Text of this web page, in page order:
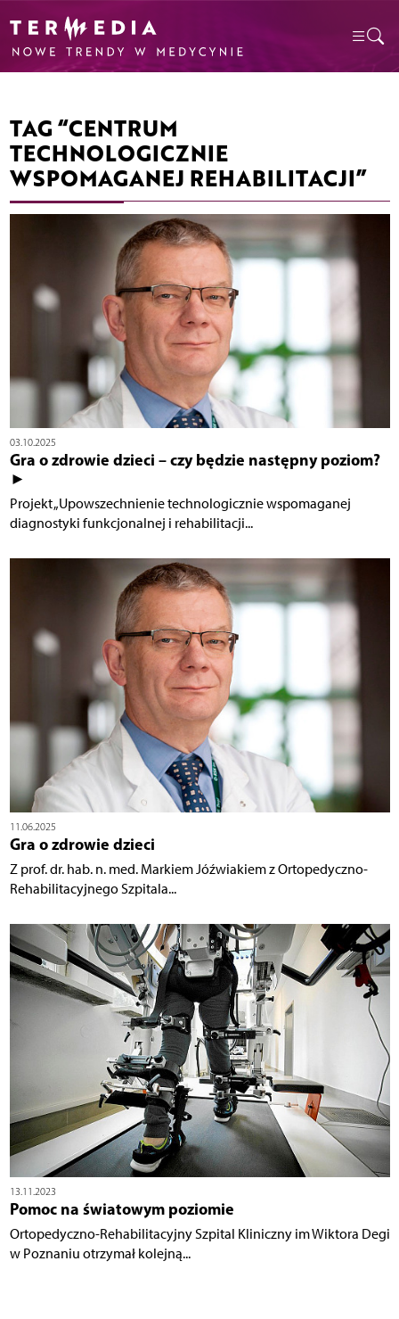
TAG “CENTRUM
TECHNOLOGICZNIE
WSPOMAGANEJ REHABILITACJI”
03.10.2025
Gra o zdrowie dzieci – czy będzie następny poziom?
►
Projekt „Upowszechnienie technologicznie wspomaganej
diagnostyki funkcjonalnej i rehabilitacji...
11.06.2025
Gra o zdrowie dzieci
Z prof. dr. hab. n. med. Markiem Jóźwiakiem z Ortopedyczno-
Rehabilitacyjnego Szpitala...
13.11.2023
Pomoc na światowym poziomie
Ortopedyczno-Rehabilitacyjny Szpital Kliniczny im Wiktora Degi
w Poznaniu otrzymał kolejną...